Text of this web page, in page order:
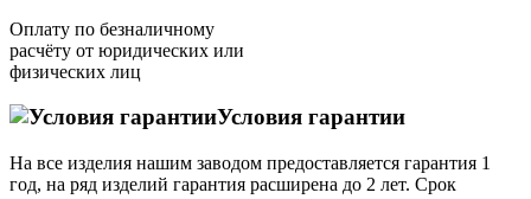
Оплату по безналичному
расчёту от юридических или
физических лиц
Условия гарантии
На все изделия нашим заводом предоставляется гарантия 1
год, на ряд изделий гарантия расширена до 2 лет. Срок